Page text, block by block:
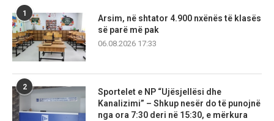
1
Arsim, në shtator 4.900 nxënës të klasës
së parë më pak
06.08.2026 17:33
2
Sportelet e NP “Ujësjellësi dhe
Kanalizimi” – Shkup nesër do të punojnë
nga ora 7:30 deri në 15:30, e mërkura